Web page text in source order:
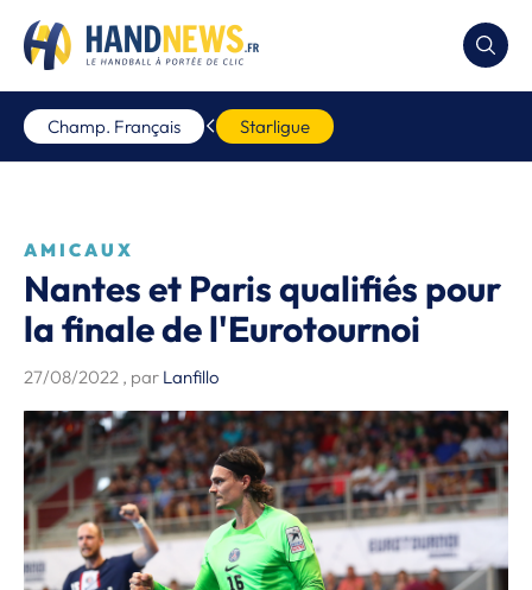
Champ. Français Starligue
AMICAUX
Nantes et Paris qualifiés pour
la finale de l'Eurotournoi
27/08/2022 , par Lanfillo